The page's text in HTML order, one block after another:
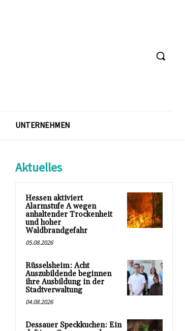
UNTERNEHMEN
Aktuelles
Hessen aktiviert
Alarmstufe A wegen
anhaltender Trockenheit
und hoher
Waldbrandgefahr
05.08.2026
Rüsselsheim: Acht
Auszubildende beginnen
ihre Ausbildung in der
Stadtverwaltung
04.08.2026
Dessauer Speckkuchen: Ein